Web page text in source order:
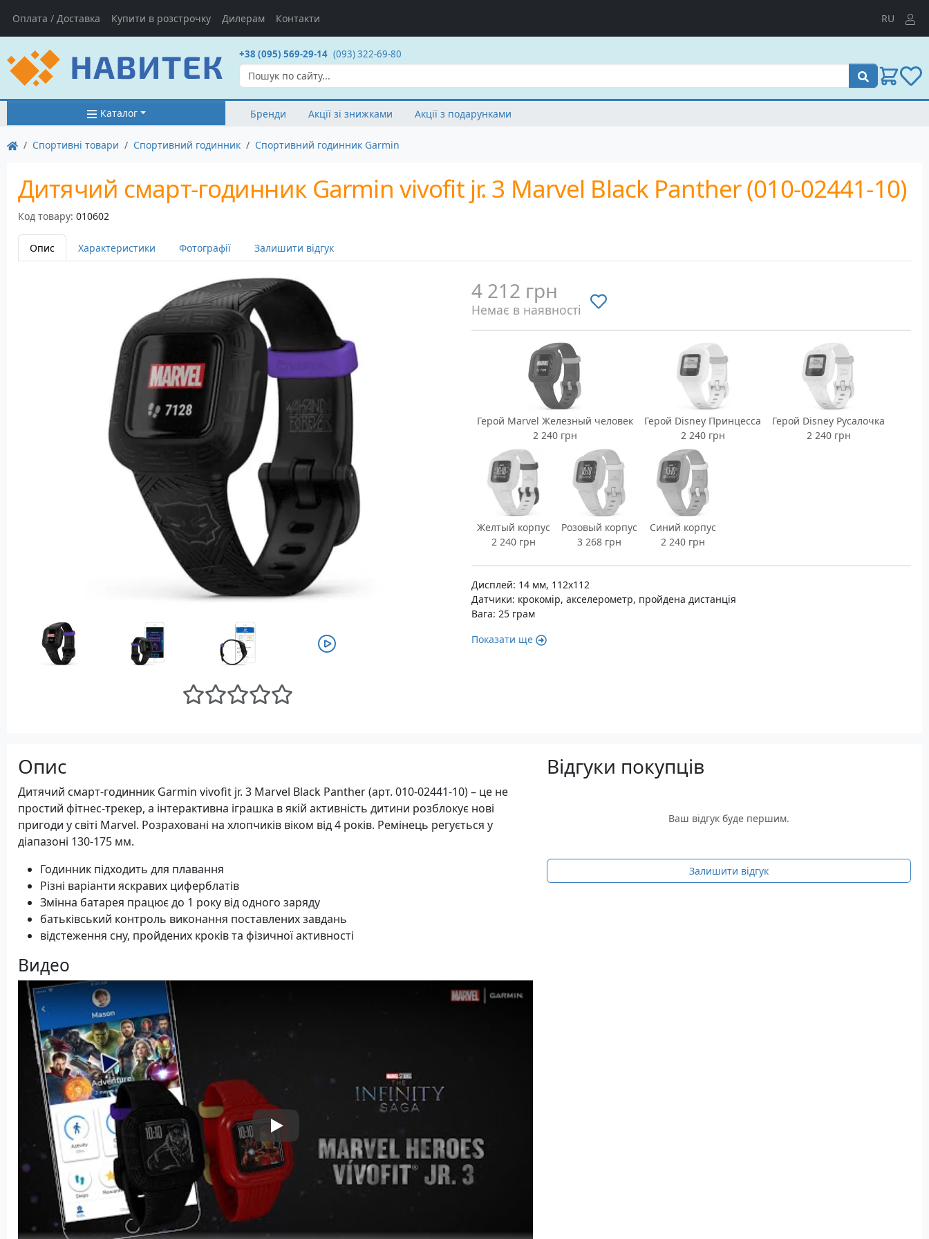
Оплата / Доставка Купити в розстрочку Дилерам Контакти RU
+38 (095) 569-29-14 (093) 322-69-80
Пошук
Каталог Бренди Акції зі знижками Акції з подарунками
Спортивні товари Спортивний годинник Спортивний годинник Garmin
Дитячий смарт-годинник Garmin vivofit jr. 3 Marvel Black Panther (010-02441-10)
Код товару: 010602
Опис Характеристики Фотографії Залишити відгук
4 212 грн
Немає в наявності
Герой Marvel Железный человек
2 240 грн
Герой Disney Принцесса
2 240 грн
Герой Disney Русалочка
2 240 грн
Желтый корпус
2 240 грн
Розовый корпус
3 268 грн
Синий корпус
2 240 грн
Дисплей: 14 мм, 112x112
Датчики: крокомір, акселерометр, пройдена дистанція
Вага: 25 грам
Показати ще
Опис
Дитячий смарт-годинник Garmin vivofit jr. 3 Marvel Black Panther (арт. 010-02441-10) – це не
простий фітнес-трекер, а інтерактивна іграшка в якій активність дитини розблокує нові
пригоди у світі Marvel. Розраховані на хлопчиків віком від 4 років. Ремінець регується у
діапазоні 130-175 мм.
Годинник підходить для плавання
Різні варіанти яскравих циферблатів
Змінна батарея працює до 1 року від одного заряду
батьківський контроль виконання поставлених завдань
відстеження сну, пройдених кроків та фізичної активності
Видео
Play Video
Відгуки покупців
Ваш відгук буде першим.
Залишити відгук